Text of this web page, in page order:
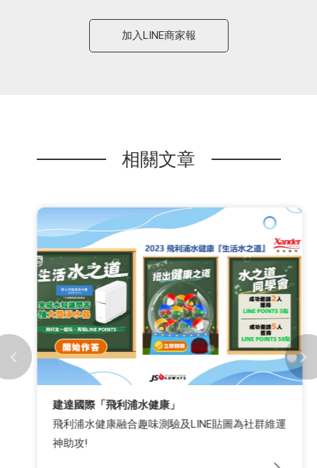
加入LINE商家報
相關文章
建達國際「飛利浦水健康」
飛利浦水健康融合趣味測驗及LINE貼圖為社群維運
神助攻!